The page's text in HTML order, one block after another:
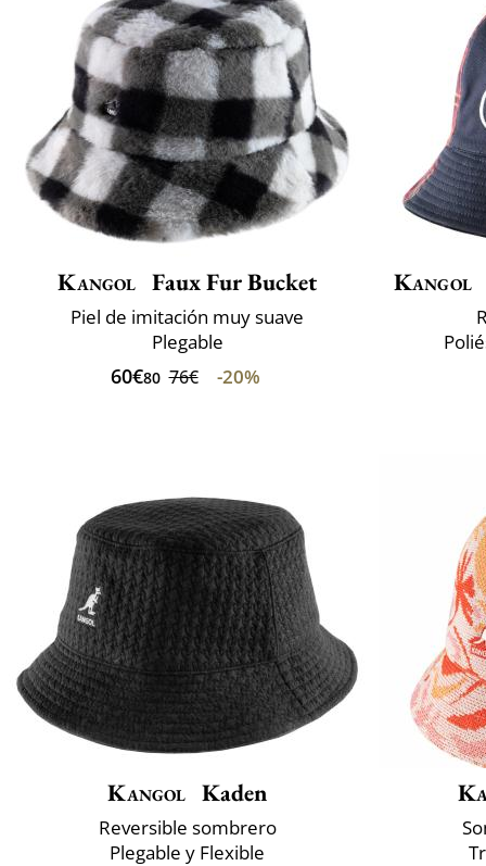
Kangol Faux Fur Bucket
Piel de imitación muy suave
Plegable
60€80 76€ -20%
Kangol
Kangol Kaden
Reversible sombrero
Plegable y Flexible